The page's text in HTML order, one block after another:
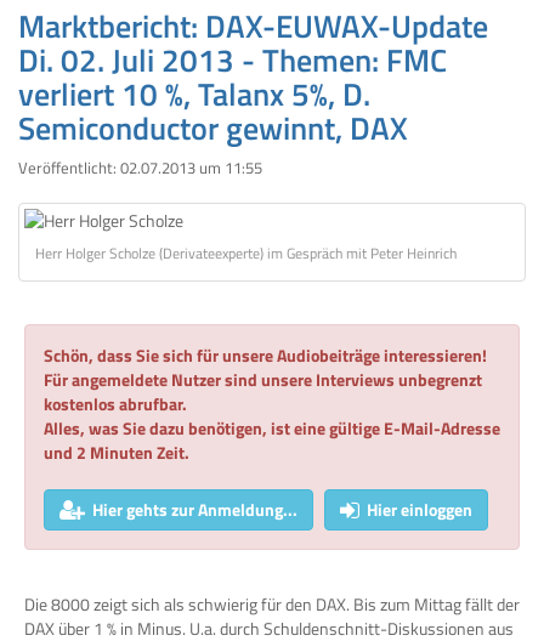
Marktbericht: DAX-EUWAX-Update
Di. 02. Juli 2013 - Themen: FMC
verliert 10 %, Talanx 5%, D.
Semiconductor gewinnt, DAX
Veröffentlicht: 02.07.2013 um 11:55
Herr Holger Scholze (Derivateexperte) im Gespräch mit Peter Heinrich
Schön, dass Sie sich für unsere Audiobeiträge interessieren!
Für angemeldete Nutzer sind unsere Interviews unbegrenzt
kostenlos abrufbar.
Alles, was Sie dazu benötigen, ist eine gültige E-Mail-Adresse
und 2 Minuten Zeit.
Hier gehts zur Anmeldung... Hier einloggen
Die 8000 zeigt sich als schwierig für den DAX. Bis zum Mittag fällt der
DAX über 1 % in Minus. U.a. durch Schuldenschnitt-Diskussionen aus